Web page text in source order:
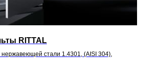
RITTAL
стали 1.4301, (AISI 304),